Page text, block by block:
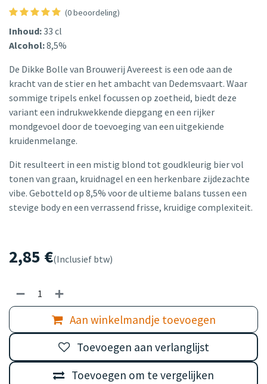
(0 beoordeling)
Inhoud:33 cl
Alcohol:8,5%
De Dikke Bolle van Brouwerij Avereest is een ode aan de
kracht van de stier en het ambacht van Dedemsvaart. Waar
sommige tripels enkel focussen op zoetheid, biedt deze
variant een indrukwekkende diepgang en een rijker
mondgevoel door de toevoeging van een uitgekiende
kruidenmelange.
Dit resulteert in een mistig blond tot goudkleurig bier vol
tonen van graan, kruidnagel en een herkenbare zijdezachte
vibe. Gebotteld op 8,5% voor de ultieme balans tussen een
stevige body en een verrassend frisse, kruidige complexiteit.
2,85 €(Inclusief btw)
Aan winkelmandje toevoegen
Toevoegen om te vergelijken
Toevoegen aan verlanglijst